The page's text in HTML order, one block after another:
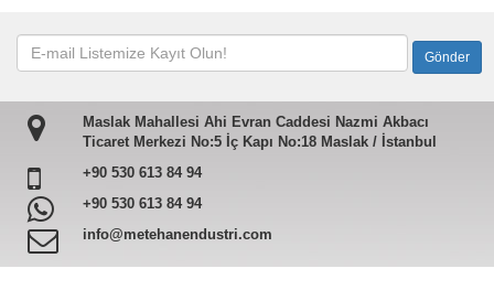
Maslak Mahallesi Ahi Evran Caddesi Nazmi Akbacı
Ticaret Merkezi No:5 İç Kapı No:18 Maslak / İstanbul
+90 530 613 84 94
+90 530 613 84 94
info@metehanendustri.com